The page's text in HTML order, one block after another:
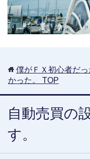
僕がＦＸ初心者だ
かった。
TOP
自動売買の
す。